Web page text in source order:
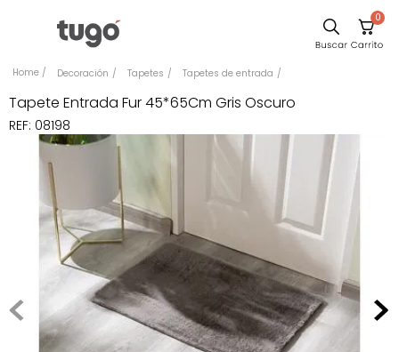
0
Decoración Tapetes Tapetes de entrada
Tapete Entrada Fur 45*65Cm Gris Oscuro
REF: 08198
Comedor
Silla
Cuadros
Poltrona
Mesa Centro
Mesa Noche